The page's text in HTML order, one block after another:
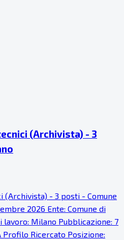
(Archivista) - 3
- 3 posti - Comune
2026 Ente: Comune di
lavoro: Milano Pubblicazione: 7
Ricercato Posizione: